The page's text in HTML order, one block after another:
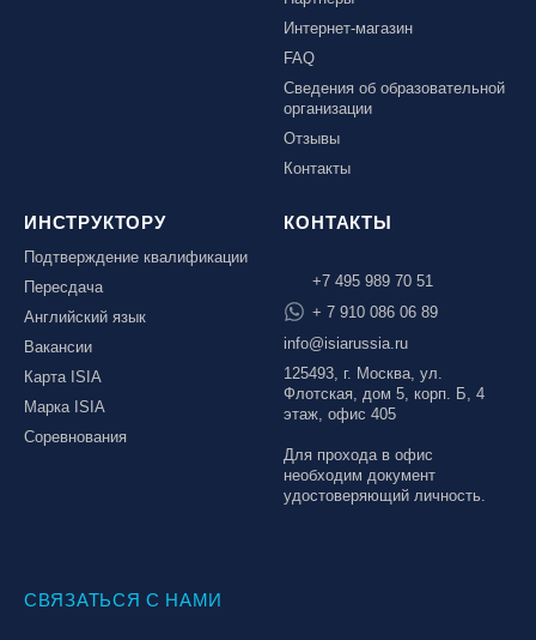
Интернет-магазин
FAQ
Сведения об образовательной
организации
Отзывы
Контакты
ИНСТРУКТОРУ
Подтверждение квалификации
Пересдача
Английский язык
Вакансии
Карта ISIA
Марка ISIA
Соревнования
КОНТАКТЫ
+7 495 989 70 51
+ 7 910 086 06 89
info@isiarussia.ru
125493, г. Москва, ул.
Флотская, дом 5, корп. Б, 4
этаж, офис 405
Для прохода в офис
необходим документ
удостоверяющий личность.
СВЯЗАТЬСЯ С НАМИ